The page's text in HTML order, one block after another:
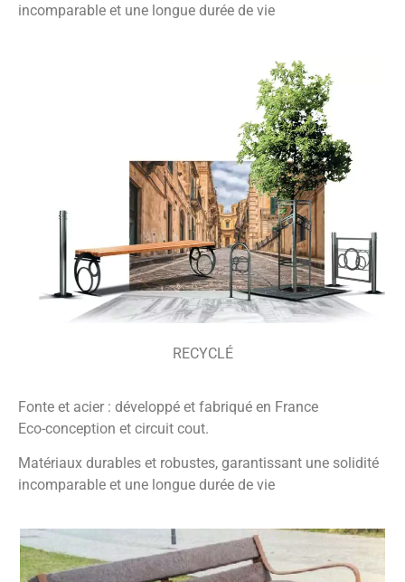
incomparable et une longue durée de vie
RECYCLÉ
Fonte et acier : développé et fabriqué en France
Eco-conception et circuit cout.
Matériaux durables et robustes, garantissant une solidité
incomparable et une longue durée de vie